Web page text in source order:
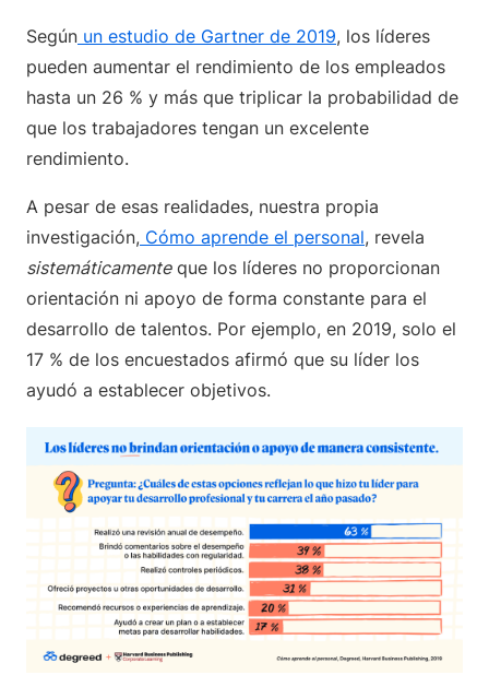
Según un estudio de Gartner de 2019, los líderes
pueden aumentar el rendimiento de los empleados
hasta un 26 % y más que triplicar la probabilidad de
que los trabajadores tengan un excelente
rendimiento.
A pesar de esas realidades, nuestra propia
investigación, Cómo aprende el personal, revela
sistemáticamenteque los líderes no proporcionan
orientación ni apoyo de forma constante para el
desarrollo de talentos. Por ejemplo, en 2019, solo el
17 % de los encuestados afirmó que su líder los
ayudó a establecer objetivos.